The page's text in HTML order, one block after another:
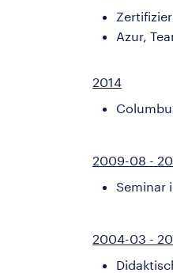
Azur,
2014
2009-08 -
Seminar
2004-03 -